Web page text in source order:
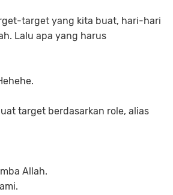
target yang kita buat, hari-hari
Lalu apa yang harus
target berdasarkan role, alias
Allah.